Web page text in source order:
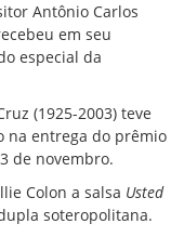
Antônio Carlos
em seu
especial da
(1925-2003) teve
na entrega do prêmio
de novembro.
Colon a salsa Usted
soteropolitana.